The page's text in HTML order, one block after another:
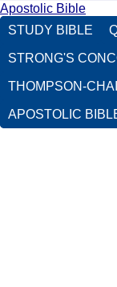
Apostolic Bible
STUDY BIBLE
STRONG'S
THOMPSON-
APOSTOLIC